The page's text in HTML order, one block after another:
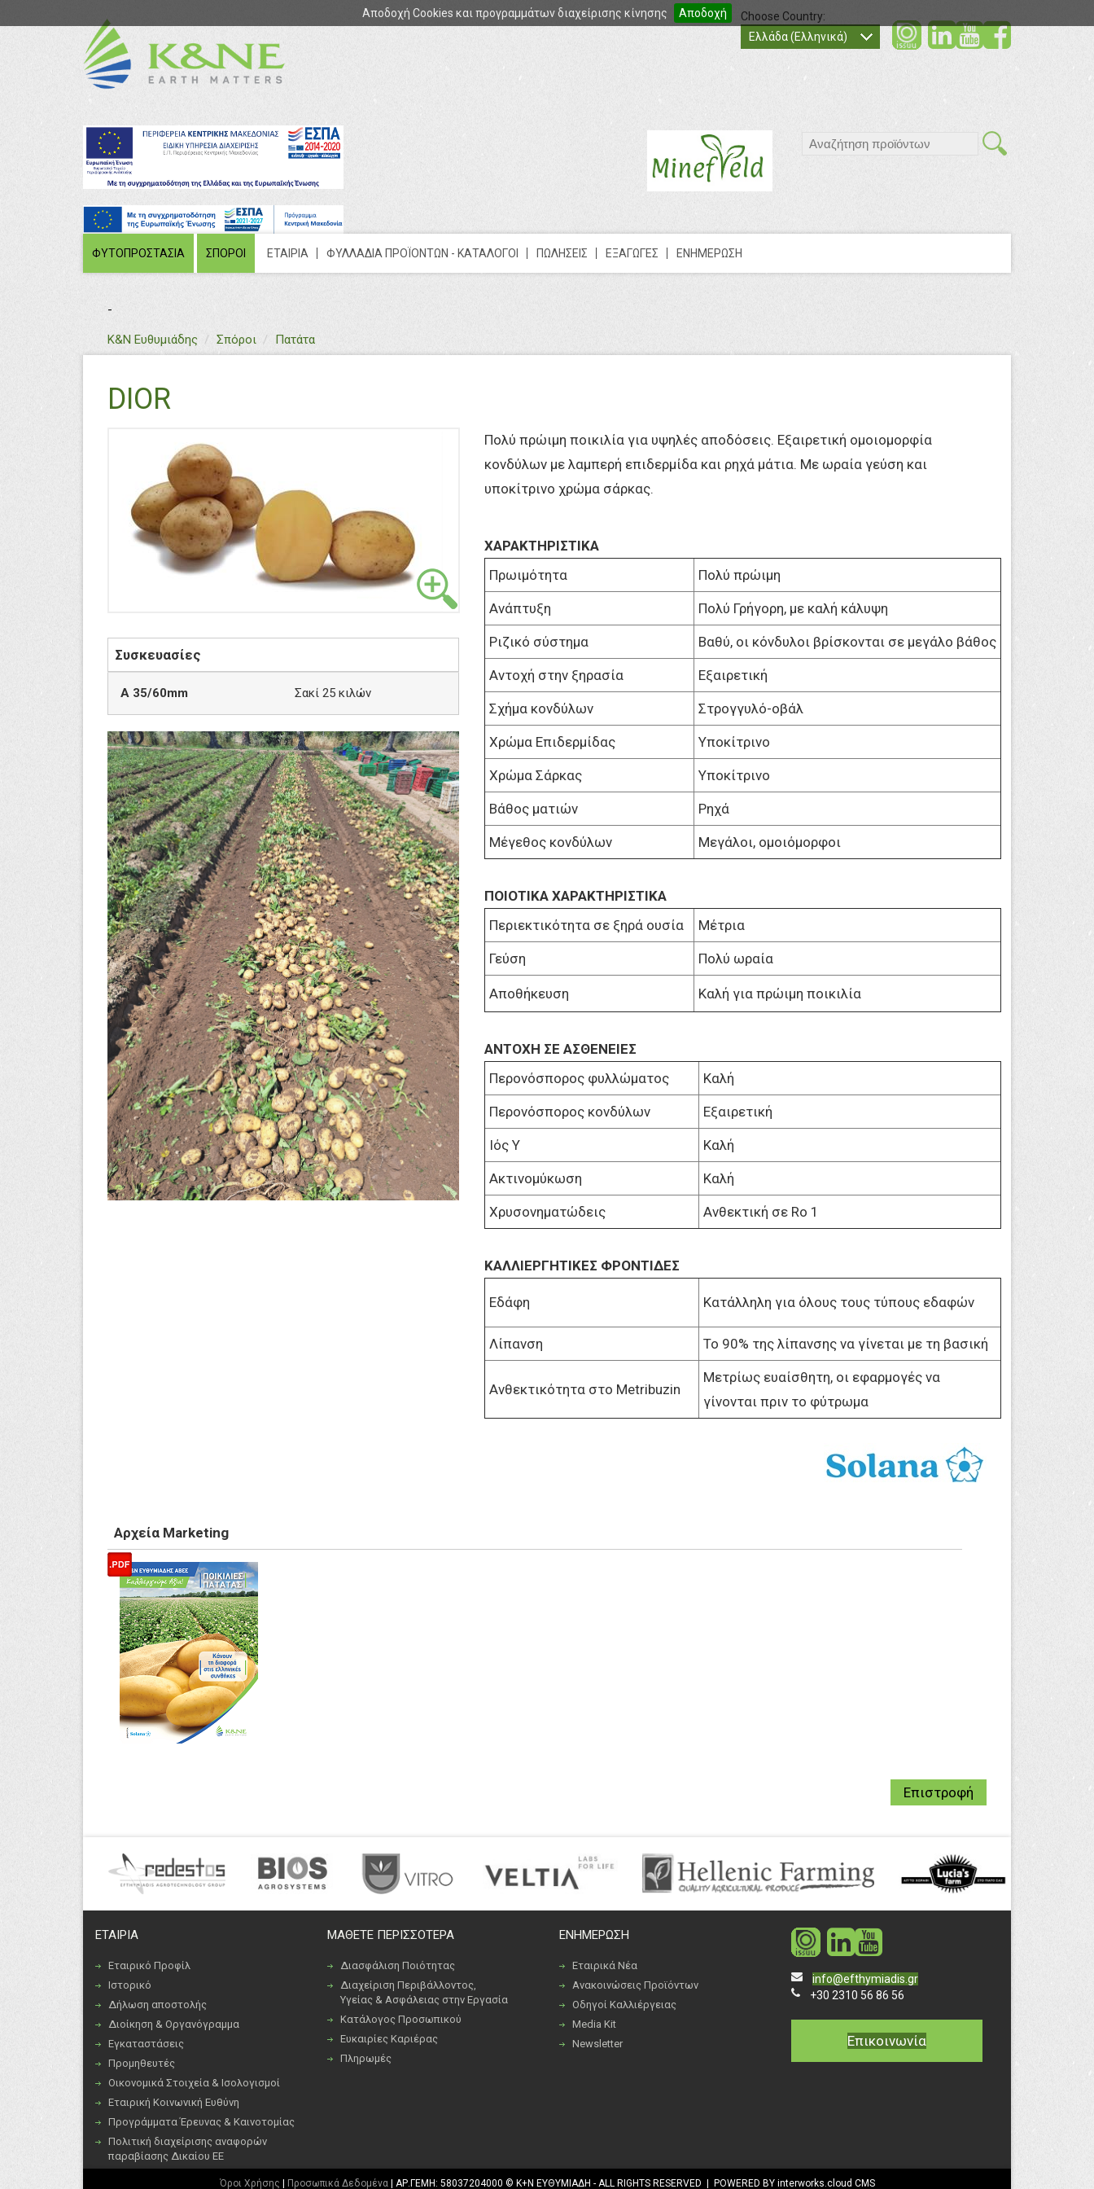
Αποδοχή Cookies και προγραμμάτων διαχείρισης κίνησης Αποδοχή
social
social
Choose Country:
Ελλάδα (Ελληνικά)
search
ΦΥΤΟΠΡΟΣΤΑΣΙΑ ΣΠΟΡΟΙ ΕΤΑΙΡΙΑ ΦΥΛΛΑΔΙΑ ΠΡΟΪΟΝΤΩΝ - ΚΑΤΑΛΟΓΟΙ ΠΩΛΗΣΕΙΣ ΕΞΑΓΩΓΕΣ ΕΝΗΜΕΡΩΣΗ
-
Κ&Ν Ευθυμιάδης textΣπόροι Πατάτα
DIOR
Συσκευασίες
A 35/60mm Σακί 25 κιλών
Πολύ πρώιμη ποικιλία για υψηλές αποδόσεις. Εξαιρετική ομοιομορφία
κονδύλων με λαμπερή επιδερμίδα και ρηχά μάτια. Mε ωραία γεύση και
υποκίτρινο χρώμα σάρκας.
ΧΑΡΑΚΤΗΡΙΣΤΙΚΑ
Πρωιμότητα
Πολύ πρώιμη
Ανάπτυξη Πολύ Γρήγορη, με καλή κάλυψη
Ριζικό σύστημα Βαθύ, οι κόνδυλοι βρίσκονται σε μεγάλο βάθος
Αντοχή στην ξηρασία Εξαιρετική
Σχήμα κονδύλων Στρογγυλό-οβάλ
Χρώμα Επιδερμίδας Υποκίτρινο
Χρώμα Σάρκας Υποκίτρινο
Βάθος ματιών Ρηχά
Μέγεθος κονδύλων Μεγάλοι, ομοιόμορφοι
ΠΟΙΟΤΙΚΑ ΧΑΡΑΚΤΗΡΙΣΤΙΚΑ
Περιεκτικότητα σε ξηρά ουσία
Μέτρια
Γεύση Πολύ ωραία
Αποθήκευση Καλή για πρώιμη ποικιλία
ΑΝΤΟΧΗ ΣΕ ΑΣΘΕΝΕΙΕΣ
Περονόσπορος φυλλώματος
Καλή
Περονόσπορος κονδύλων Εξαιρετική
Ιός Υ Καλή
Ακτινομύκωση Καλή
Χρυσονηματώδεις Ανθεκτική σε Ro 1
ΚΑΛΛΙΕΡΓΗΤΙΚΕΣ ΦΡΟΝΤΙΔΕΣ
Εδάφη Κατάλληλη για όλους τους τύπους εδαφών
Λίπανση Το 90% της λίπανσης να γίνεται με τη βασική
Ανθεκτικότητα στο Metribuzin
Μετρίως ευαίσθητη, οι εφαρμογές να
γίνονται πριν το φύτρωμα
Αρχεία Marketing
Επιστροφή
ΕΤΑΙΡΙΑ
Εταιρικό Προφίλ
Ιστορικό
Δήλωση αποστολής
Διοίκηση & Οργανόγραμμα
Εγκαταστάσεις
Προμηθευτές
Οικονομικά Στοιχεία & Ισολογισμοί
Εταιρική Κοινωνική Ευθύνη
Προγράμματα Έρευνας & Καινοτομίας
Πολιτική διαχείρισης αναφορών
παραβίασης Δικαίου ΕΕ
ΜΑΘΕΤΕ ΠΕΡΙΣΣΟΤΕΡΑ
Διασφάλιση Ποιότητας
Διαχείριση Περιβάλλοντος,
Υγείας & Ασφάλειας στην Εργασία
Κατάλογος Προσωπικού
Ευκαιρίες Καριέρας
Πληρωμές
ΕΝΗΜΕΡΩΣΗ
Εταιρικά Νέα
Ανακοινώσεις Προϊόντων
Οδηγοί Καλλιέργειας
Media Kit
Newsletter
social
social
info@efthymiadis.gr
+30 2310 56 86 56
Επικοινωνία
Όροι Χρήσης Προσωπικά Δεδομένα| ΑΡ.ΓΕΜΗ: 58037204000 © K+N ΕΥΘΥΜΙΑΔΗ - ALL RIGHTS RESERVED | POWERED BY interworks.cloud CMS